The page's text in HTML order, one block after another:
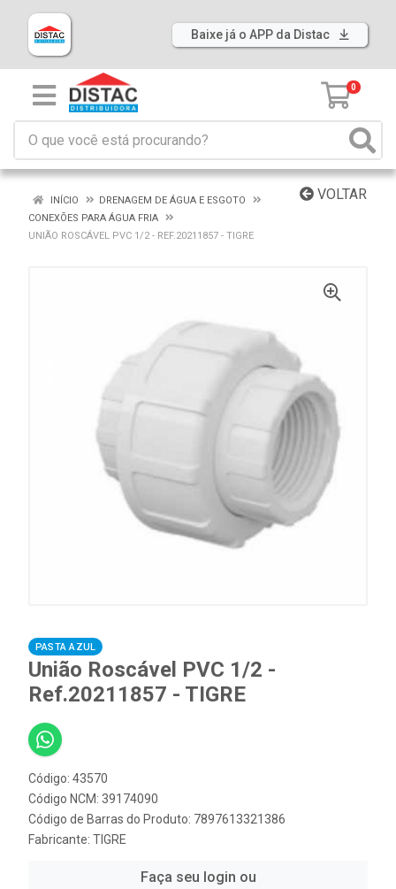
Baixe já o APP da Distac
0
VOLTAR
INÍCIO
DRENAGEM DE ÁGUA E ESGOTO
CONEXÕES PARA ÁGUA FRIA
UNIÃO ROSCÁVEL PVC 1/2 - REF.20211857 - TIGRE
PASTA AZUL
União Roscável PVC 1/2 -
Ref.20211857 - TIGRE
Código: 43570
Código NCM: 39174090
Código de Barras do Produto: 7897613321386
Fabricante: TIGRE
Faça seu login ou